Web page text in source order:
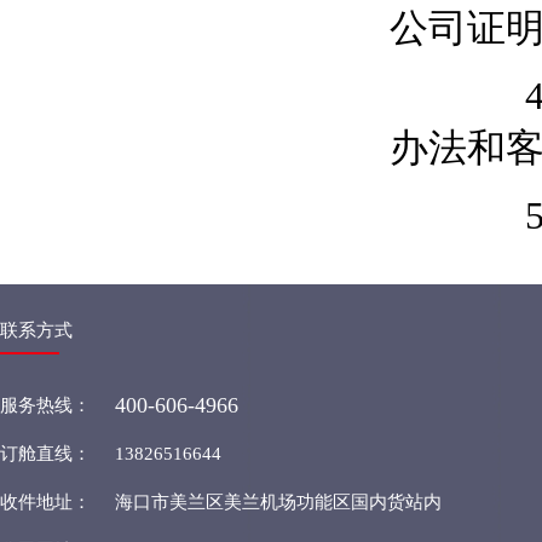
公司证
4，交
办法和
5，客
联系方式
服务热线： 400-606-4966
订舱直线： 13826516644
收件地址： 海口市美兰区美兰机场功能区国内货站内